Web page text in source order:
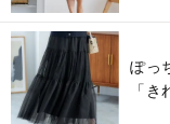
ぽっ
「